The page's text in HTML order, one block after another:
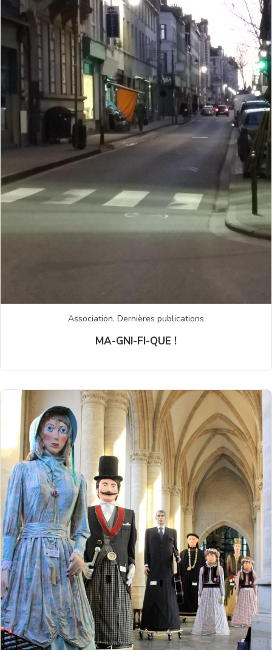
Association, Dernières publications
MA-GNI-FI-QUE !